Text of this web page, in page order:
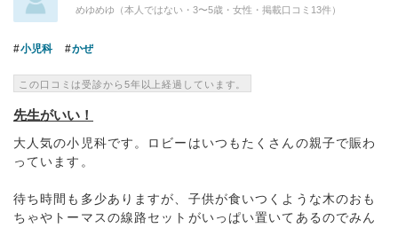
めゆめゆ（本人ではない・3〜5歳・女性・掲載口コミ13件）
小児科 かぜ
この口コミは受診から5年以上経過しています。
先生がいい！
大人気の小児科です。ロビーはいつもたくさんの親子で賑わ
っています。
待ち時間も多少ありますが、子供が食いつくような木のおも
ちゃやトーマスの線路セットがいっぱい置いてあるのでみん